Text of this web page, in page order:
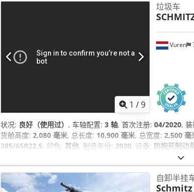
1 /9
Vuren
垃圾车
状况: 良好（使用过） , 车轴配置: 3 轴, 首次注册: 04/2020,
货舱高度: 2,080 毫米, 总长度: 10,900 毫米, 总宽度: 2,500 毫
385/65R22,5, 颜色: 其他, 制造年份: 2020, 设备: 防抱死制动
自卸半挂